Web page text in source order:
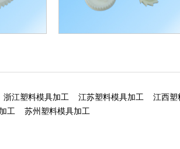
浙江塑料模具加工 江苏塑料模具加工
江西塑
工 苏州塑料模具加工